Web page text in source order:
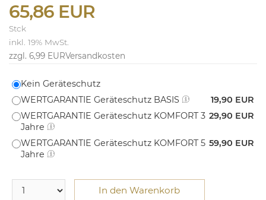
65,86 EUR
Stck
inkl. 19% MwSt.
zzgl. 6,99 EURVersandkosten
Kein Geräteschutz
WERTGARANTIE Geräteschutz BASIS
19,90 EUR
WERTGARANTIE Geräteschutz KOMFORT 3
Jahre
29,90 EUR
WERTGARANTIE Geräteschutz KOMFORT 5
Jahre
59,90 EUR
In den Warenkorb